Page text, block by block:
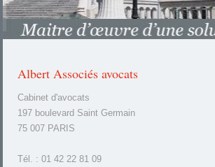
Albert Associés avocats
Cabinet d'avocats
197 boulevard Saint Germain
75 007 PARIS
Tél. : 01 42 22 81 09